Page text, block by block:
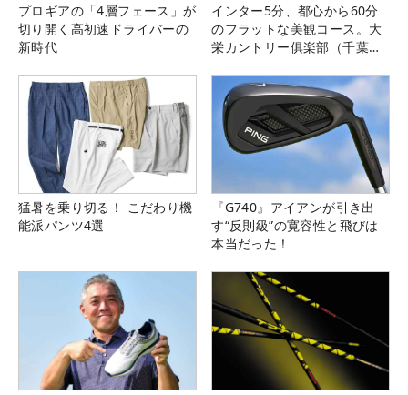
プロギアの「4層フェース」が
切り開く高初速ドライバーの
新時代
インター5分、都心から60分
のフラットな美観コース。大
栄カントリー俱楽部（千葉
猛暑を乗り切る！ こだわり機
能派パンツ4選
『G740』アイアンが引き出
す“反則級”の寛容性と飛びは
本当だった！